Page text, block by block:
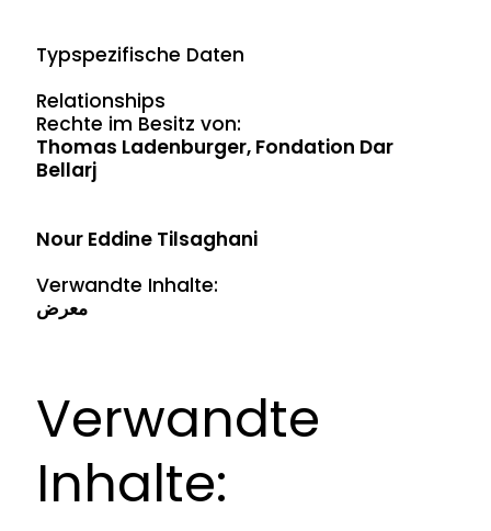
Typspezifische Daten
Relationships
Rechte im Besitz von:
Thomas Ladenburger, Fondation Dar
Bellarj
Nour Eddine Tilsaghani
Verwandte Inhalte:
معرض
Verwandte
Inhalte: